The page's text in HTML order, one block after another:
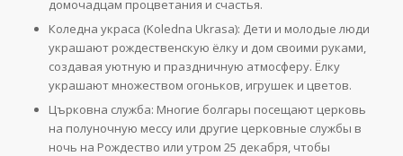
домочадцам процветания и счастья.
Коледна украса (Koledna Ukrasa): Дети и молодые люди
украшают рождественскую ёлку и дом своими руками,
создавая уютную и праздничную атмосферу. Ёлку
украшают множеством огоньков, игрушек и цветов.
Църковна служба: Многие болгары посещают церковь
на полуночную мессу или другие церковные службы в
ночь на Рождество или утром 25 декабря, чтобы